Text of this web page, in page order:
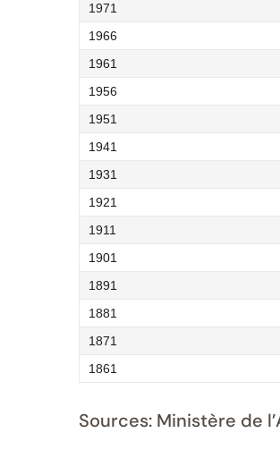
1971
1966
1961
1956
1951
1941
1931
1921
1911
1901
1891
1881
1871
1861
Sources: Ministère de